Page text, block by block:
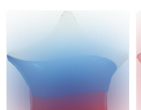
Контакты
Политика